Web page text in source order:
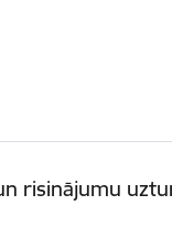
risinājumu